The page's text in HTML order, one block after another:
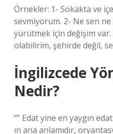
Örnekler: 1- Sokakta ve
sevmiyorum. 2- Ne sen
yürütmek için değişim
olabilirim, şehirde değil,
İngilizcede
Nedir?
“” Edat yine en yaygın
ın ana anlamıdır,